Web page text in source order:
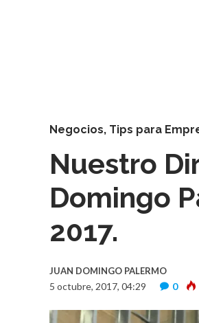
Negocios, Tips para
Nuestro
Domingo
2017.
JUAN DOMINGO PALERMO
5 octubre, 2017, 04:29 0